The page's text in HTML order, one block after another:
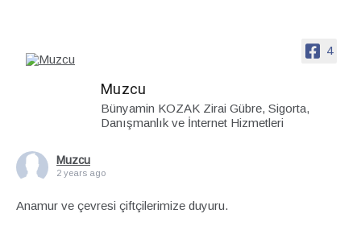
4
Muzcu
Bünyamin KOZAK Zirai Gübre, Sigorta,
Danışmanlık ve İnternet Hizmetleri
Muzcu
2 years ago
Anamur ve çevresi çiftçilerimize duyuru.